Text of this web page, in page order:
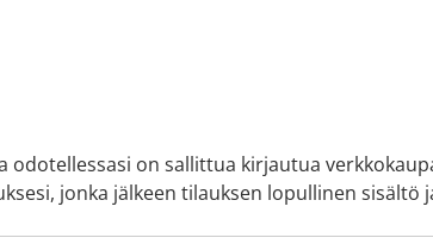
on sallittua kirjautua
jonka jälkeen tilauksen lopullinen